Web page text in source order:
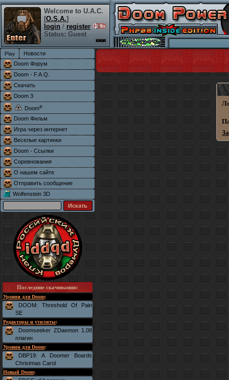
Welcome to U.A.C.
[O.S.A.]
login / register
Status: Guest
Новости
Doom Форум
Doom - F.A.Q.
Скачать
Doom 3
Doom®
Doom Фильм
Игра через интернет
Веселые картинки
Doom - Ссылки
Соревнования
О нашем сайте
Отправить сообщение
Wolfenstein 3D
Последние скачивания:
Уровни для Doom:
DOOM: Threshold Of Pain
SE
Редакторы и утилиты:
Doomseeker ZDaemon 1.08
плагин
Уровни для Doom:
DBP19: A Doomer Boards
Christmas Carol
Новый Doom: